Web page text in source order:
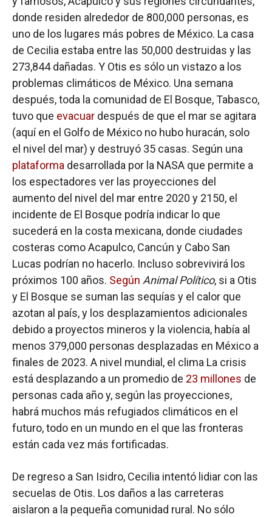
donde residen alrededor de 800,000 personas, es
uno de los lugares más pobres de México. La casa
de Cecilia estaba entre las 50,000 destruidas y las
273,844 dañadas. Y Otis es sólo un vistazo a los
problemas climáticos de México. Una semana
después, toda la comunidad de El Bosque, Tabasco,
tuvo que evacuar después de que el mar se agitara
(aquí en el Golfo de México no hubo huracán, solo
el nivel del mar) y destruyó 35 casas. Según una
plataforma desarrollada por la NASA que permite a
los espectadores ver las proyecciones del
aumento del nivel del mar entre 2020 y 2150, el
incidente de El Bosque podría indicar lo que
sucederá en la costa mexicana, donde ciudades
costeras como Acapulco, Cancún y Cabo San
Lucas podrían no hacerlo. Incluso sobrevivirá los
próximos 100 años. Según Animal Político, si a Otis
y El Bosque se suman las sequías y el calor que
azotan al país, y los desplazamientos adicionales
debido a proyectos mineros y la violencia, había al
menos 379,000 personas desplazadas en México a
finales de 2023. A nivel mundial, el clima La crisis
está desplazando a un promedio de 23 millones de
personas cada año y, según las proyecciones,
habrá muchos más refugiados climáticos en el
futuro, todo en un mundo en el que las fronteras
están cada vez más fortificadas.
De regreso a San Isidro, Cecilia intentó lidiar con las
secuelas de Otis. Los daños a las carreteras
aislaron a la pequeña comunidad rural. No sólo